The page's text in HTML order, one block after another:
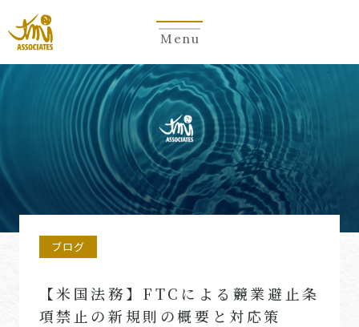
Menu
ブログ
【米国法務】FTCによる競業避止条
項禁止の新規則の概要と対応策